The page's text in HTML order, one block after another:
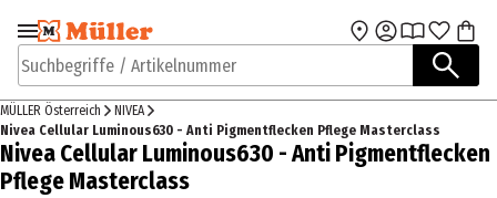
Zur Navigation
springen
Zum Hauptinhalt
Suchbegriffe / Artikelnummer
MÜLLER Österreich
NIVEA
Nivea Cellular Luminous630 - Anti Pigmentflecken Pflege Masterclass
Nivea Cellular Luminous630 - Anti Pigmentflecken
Pflege Masterclass